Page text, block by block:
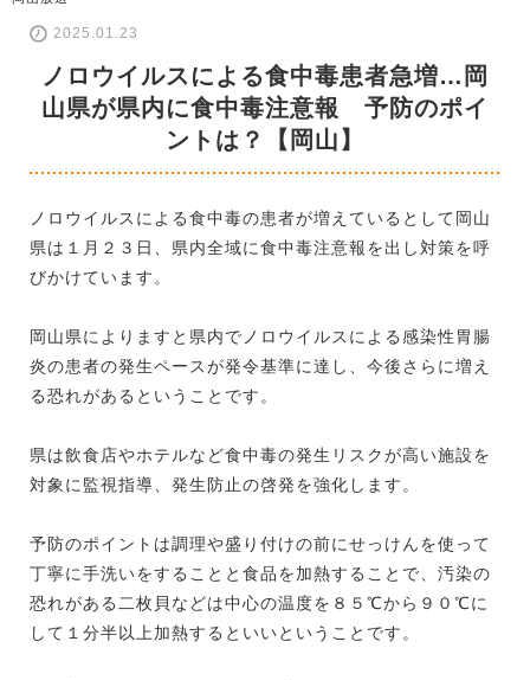
2025.01.23
ノロウイルスによる食中毒患者急増…岡
山県が県内に食中毒注意報 予防のポイ
ントは？【岡山】
ノロウイルスによる食中毒の患者が増えているとして岡山
県は１月２３日、県内全域に食中毒注意報を出し対策を呼
びかけています。
岡山県によりますと県内でノロウイルスによる感染性胃腸
炎の患者の発生ペースが発令基準に達し、今後さらに増え
る恐れがあるということです。
県は飲食店やホテルなど食中毒の発生リスクが高い施設を
対象に監視指導、発生防止の啓発を強化します。
予防のポイントは調理や盛り付けの前にせっけんを使って
丁寧に手洗いをすることと食品を加熱することで、汚染の
恐れがある二枚貝などは中心の温度を８５℃から９０℃に
して１分半以上加熱するといいということです。